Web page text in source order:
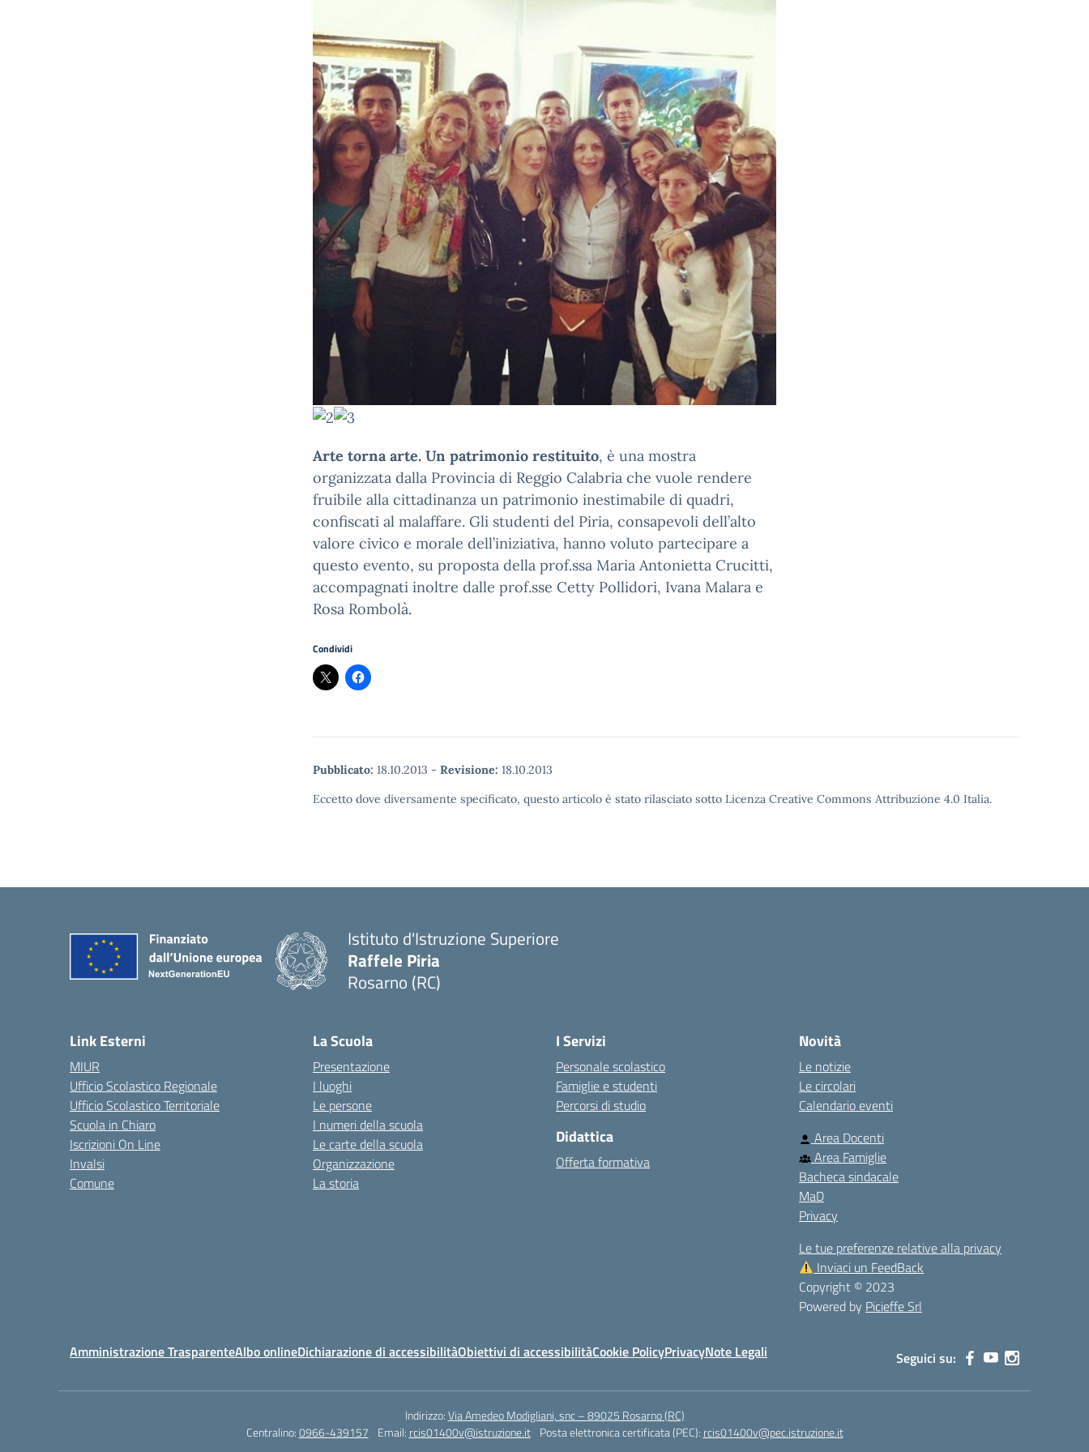
Arte torna arte. Un patrimonio restituito, è una mostra
organizzata dalla Provincia di Reggio Calabria che vuole rendere
fruibile alla cittadinanza un patrimonio inestimabile di quadri,
confiscati al malaffare. Gli studenti del Piria, consapevoli dell’alto
valore civico e morale dell’iniziativa, hanno voluto partecipare a
questo evento, su proposta della prof.ssa Maria Antonietta Crucitti,
accompagnati inoltre dalle prof.sse Cetty Pollidori, Ivana Malara e
Rosa Rombolà.
Condividi
Pubblicato: 18.10.2013 - Revisione: 18.10.2013
Eccetto dove diversamente specificato, questo articolo è stato rilasciato sotto Licenza Creative Commons Attribuzione 4.0 Italia.
Istituto d'Istruzione Superiore
Raffele Piria
Rosarno (RC)
Link Esterni
MIUR
Ufficio Scolastico Regionale
Ufficio Scolastico Territoriale
Scuola in Chiaro
Iscrizioni On Line
Invalsi
Comune
La Scuola
Presentazione
I luoghi
Le persone
I numeri della scuola
Le carte della scuola
Organizzazione
La storia
I Servizi
Personale scolastico
Famiglie e studenti
Percorsi di studio
Didattica
Offerta formativa
Novità
Le notizie
Le circolari
Calendario eventi
Area Docenti
Area Famiglie
Bacheca sindacale
MaD
Privacy
Le tue preferenze relative alla privacy
Inviaci un FeedBack
Copyright © 2023
Powered by Picieffe Srl
Amministrazione TrasparenteAlbo onlineDichiarazione di accessibilitàObiettivi di accessibilitàCookie PolicyPrivacyNote Legali Seguici su:
Indirizzo:Via Amedeo Modigliani, snc – 89025 Rosarno (RC)
Centralino:0966-439157 Email: rcis01400v@istruzione.it Posta elettronica certificata (PEC): rcis01400v@pec.istruzione.it